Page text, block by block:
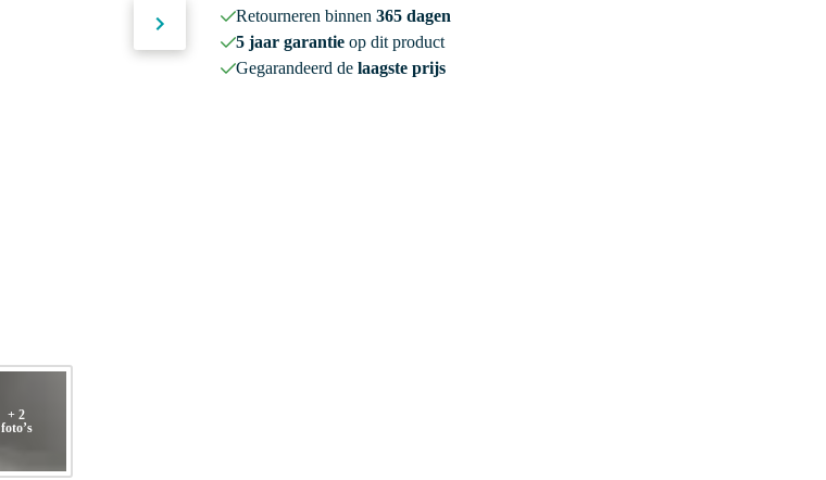
+ 2
foto’s
Retourneren binnen 365 dagen
5 jaar garantieop dit product
Gegarandeerd de laagste prijs